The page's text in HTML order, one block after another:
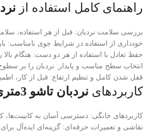
راهنمای کامل استفاده از نردبان
بررسی سلامت نردبان: قبل از هر استفاده،
خودداری از استفاده در شرایط جوی نامناسب:
حفظ تعادل با استفاده از هر دو دست: هنگام بالا
انتخاب سطح مناسب و پایدار: نردبان را بر
قفل شدن کامل و تنظیم ارتفاع: قبل از کار،
کاربردهای نردبان تاشو 3متری استرانگ(2تکه)
کاربردهای خانگی: دسترسی آسان به کابینت‌ها،
نقاشی و تعمیرات حرفه‌ای: گزینه‌ای ایده‌آل